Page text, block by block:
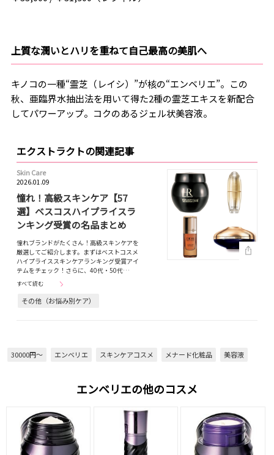
上質な潤いとハリを重ねて自己最高の美肌へ
キノコの一種“霊芝（レイシ）”が核の“エンベリエ”。この
秋、亜臨界水抽出法を用いて得た2種の霊芝エキスを新配合
してパワーアップ。コクのあるジェル状美容液。
エクストラクトの関連記事
Skin Care
2026.01.09
憧れ！高級スキンケア【57
選】ベスコスハイプライスラ
ンキング受賞の名品まとめ
憧れブランドがたくさん！高級スキンケアを
厳選してご紹介します。まずはベストコスメ
ハイプライススキンケアランキング受賞アイ
テムをチェック！さらに、40代・50代…
すべて読む
その他（お悩み別ケア）
30000円～ エンベリエ スキンケアコスメ メナード化粧品 美容液
エンベリエの他のコスメ